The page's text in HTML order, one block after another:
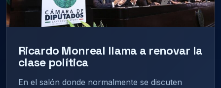
Ricardo Monreal llama a renovar la
clase política
En el salón donde normalmente se discuten